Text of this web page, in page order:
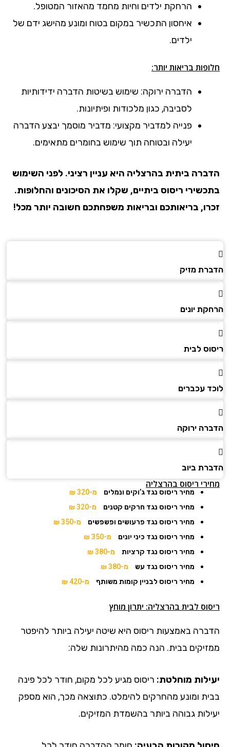
הרחקת ילדים וחיות מחמד מהאזור המטופל.
איחסון התכשיר במקום בטוח ומונע מהישג ידם של
ילדים.
חלופות בריאות יותר:
הדברה ירוקה: שימוש בשיטות הדברה ידידותיות
לסביבה, כגון מלכודות ופיתיונות.
פנייה למדביר מקצועי: מדביר מוסמך יבצע הדברה
יעילה ובטוחה תוך שימוש בחומרים מתאימים.
הדברה ביתית בהרצליה היא עניין רציני. לפני השימוש
בתכשירי ריסוס ביתיים, שקלו את הסיכונים והחלופות.
זכרו, בריאותכם ובריאות משפחתכם חשובה יותר מכל!
הדברת מזיק
הרחקת יונים
ריסוס לבית
לוכד עכברים
הדברה ירוקה
הדברת ביוב
מחירי ריסוס בהרצליה
מחיר ריסוס נגד ג’וקים ונמלים
מ-320 ₪
מחיר ריסוס נגד חרקים קטנים
מ-320 ₪
מחיר ריסוס נגד פרעושים ופשפשים
מ-350 ₪
מחיר ריסוס נגד כיני יונים
מ-350 ₪
מחיר ריסוס נגד קרציות
מ-380 ₪
מחיר ריסוס נגד עש
מ-380 ₪
מחיר ריסוס לבניין קומות משותף
מ-420 ₪
ריסוס לבית בהרצליה: יתרון מוחץ
הדברה באמצעות ריסוס היא שיטה יעילה ביותר להיפטר
ממזיקים בבית. הנה כמה מהיתרונות שלה:
יעילות מוחלטת: ריסוס מגיע לכל מקום, חודר לכל פינה
בבית ומונע מהחרקים להימלט. כתוצאה מכך, הוא מספק
יעילות גבוהה ביותר בהשמדת המזיקים.